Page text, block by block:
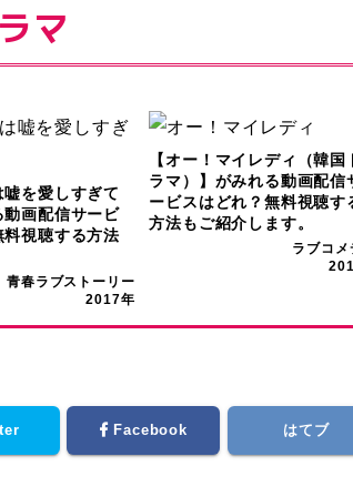
マ
嘘を愛しすぎて
動画配信サービ
料視聴する方法
青春ラブストーリー
2017年
【オー！マイレディ（韓国
ラマ）】がみれる動画配信
ービスはどれ？無料視聴す
方法もご紹介します。
ラブコメ
Facebook はてブ